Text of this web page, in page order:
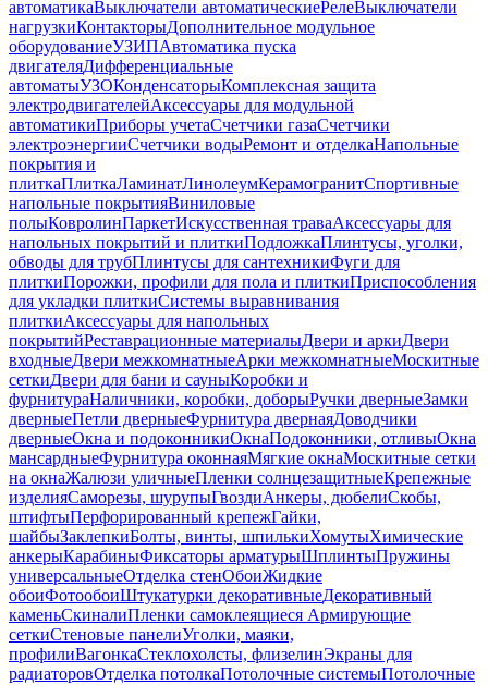
автоматикаВыключатели автоматическиеРелеВыключатели
нагрузкиКонтакторыДополнительное модульное
оборудованиеУЗИПАвтоматика пуска
двигателяДифференциальные
автоматыУЗОКонденсаторыКомплексная защита
электродвигателейАксессуары для модульной
автоматикиПриборы учетаСчетчики газаСчетчики
электроэнергииСчетчики водыРемонт и отделкаНапольные
покрытия и
плиткаПлиткаЛаминатЛинолеумКерамогранитСпортивные
напольные покрытияВиниловые
полыКовролинПаркетИскусственная траваАксессуары для
напольных покрытий и плиткиПодложкаПлинтусы, уголки,
обводы для трубПлинтусы для сантехникиФуги для
плиткиПорожки, профили для пола и плиткиПриспособления
для укладки плиткиСистемы выравнивания
плиткиАксессуары для напольных
покрытийРеставрационные материалыДвери и аркиДвери
входныеДвери межкомнатныеАрки межкомнатныеМоскитные
сеткиДвери для бани и сауныКоробки и
фурнитураНаличники, коробки, доборыРучки дверныеЗамки
дверныеПетли дверныеФурнитура двернаяДоводчики
дверныеОкна и подоконникиОкнаПодоконники, отливыОкна
мансардныеФурнитура оконнаяМягкие окнаМоскитные сетки
на окнаЖалюзи уличныеПленки солнцезащитныеКрепежные
изделияСаморезы, шурупыГвоздиАнкеры, дюбелиСкобы,
штифтыПерфорированный крепежГайки,
шайбыЗаклепкиБолты, винты, шпилькиХомутыХимические
анкерыКарабиныФиксаторы арматурыШплинтыПружины
универсальныеОтделка стенОбоиЖидкие
обоиФотообоиШтукатурки декоративныеДекоративный
каменьСкиналиПленки самоклеящиеся Армирующие
сеткиСтеновые панелиУголки, маяки,
профилиВагонкаСтеклохолсты, флизелинЭкраны для
радиаторовОтделка потолкаПотолочные системыПотолочные